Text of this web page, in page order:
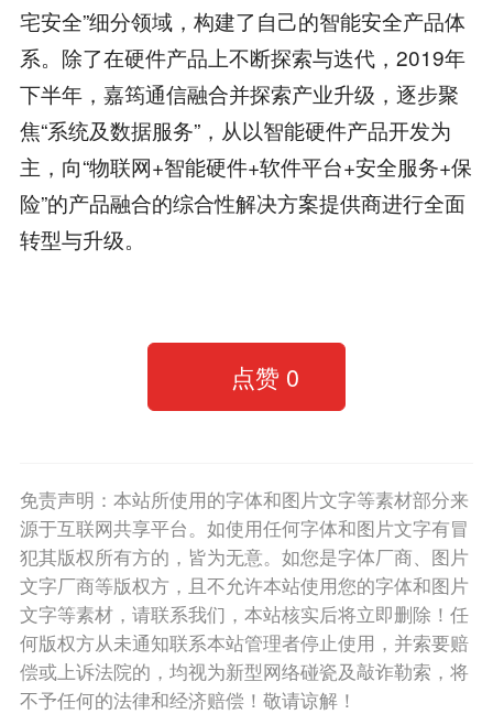
宅安全”细分领域，构建了自己的智能安全产品体
系。除了在硬件产品上不断探索与迭代，2019年
下半年，嘉筠通信融合并探索产业升级，逐步聚
焦“系统及数据服务”，从以智能硬件产品开发为
主，向“物联网+智能硬件+软件平台+安全服务+保
险”的产品融合的综合性解决方案提供商进行全面
转型与升级。
点赞 0
免责声明：本站所使用的字体和图片文字等素材部分来
源于互联网共享平台。如使用任何字体和图片文字有冒
犯其版权所有方的，皆为无意。如您是字体厂商、图片
文字厂商等版权方，且不允许本站使用您的字体和图片
文字等素材，请联系我们，本站核实后将立即删除！任
何版权方从未通知联系本站管理者停止使用，并索要赔
偿或上诉法院的，均视为新型网络碰瓷及敲诈勒索，将
不予任何的法律和经济赔偿！敬请谅解！